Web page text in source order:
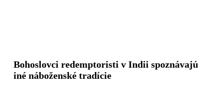
Bohoslovci redemptoristi v Indii spoznávajú
iné náboženské tradície